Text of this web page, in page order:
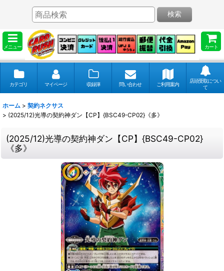
メニュー カート
検索
カテゴリ マイページ 収録弾 問い合わせ ご利用案内
店頭受取につい
て
ホーム > 契約ネクサス
> (2025/12)光導の契約神ダン【CP】{BSC49-CP02}《多》
(2025/12)光導の契約神ダン【CP】{BSC49-CP02}
《多》